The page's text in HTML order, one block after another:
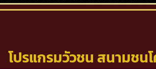
โปรแกรมวัวชน สนามชน